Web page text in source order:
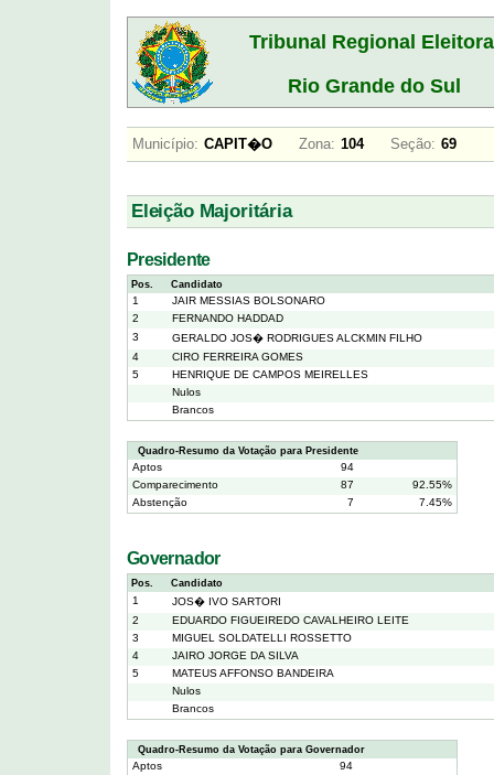
Tribunal Regional
Rio Grande do Sul
Município: CAPIT�O Zona: 104 Seção: 69
Eleição Majoritária
Presidente
Pos. Candidato
1
JAIR MESSIAS BOLSONARO
2
FERNANDO HADDAD
3
GERALDO JOS� RODRIGUES ALCKMIN FILHO
4
CIRO FERREIRA GOMES
5
HENRIQUE DE CAMPOS MEIRELLES
Nulos
Brancos
Quadro-Resumo da Votação para Presidente
Aptos
94
Comparecimento
87
92.55%
Abstenção
7 7.45%
Governador
Pos. Candidato
1
JOS� IVO SARTORI
2
EDUARDO FIGUEIREDO CAVALHEIRO LEITE
3
MIGUEL SOLDATELLI ROSSETTO
4
JAIRO JORGE DA SILVA
5
MATEUS AFFONSO BANDEIRA
Nulos
Brancos
Quadro-Resumo da Votação para Governador
Aptos
94